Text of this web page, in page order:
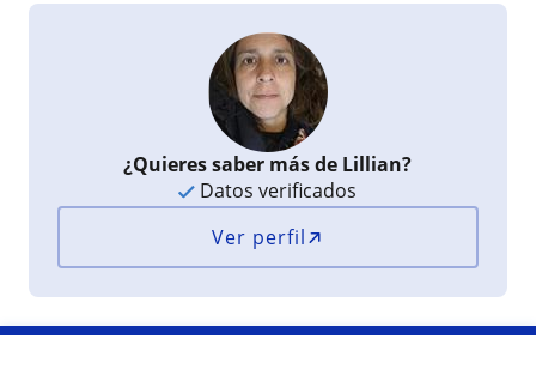
¿Quieres saber más de Lillian?
Datos verificados
Ver perfil